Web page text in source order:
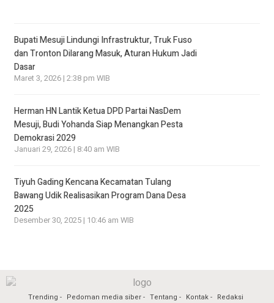
Bupati Mesuji Lindungi Infrastruktur, Truk Fuso
dan Tronton Dilarang Masuk, Aturan Hukum Jadi
Dasar
Maret 3, 2026 | 2:38 pm WIB
Herman HN Lantik Ketua DPD Partai NasDem
Mesuji, Budi Yohanda Siap Menangkan Pesta
Demokrasi 2029
Januari 29, 2026 | 8:40 am WIB
Tiyuh Gading Kencana Kecamatan Tulang
Bawang Udik Realisasikan Program Dana Desa
2025
Desember 30, 2025 | 10:46 am WIB
Trending Pedoman media siber Tentang Kontak Redaksi